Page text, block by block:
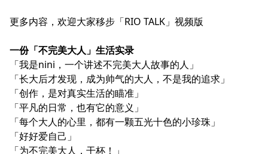
更多内容，欢迎大家移步「RIO TALK」视频版
一份「不完美大人」生活实录
「我是nini，一个讲述不完美大人故事的人」
「长大后才发现，成为帅气的大人，不是我的追求」
「创作，是对真实生活的瞄准」
「平凡的日常，也有它的意义」
「每个大人的心里，都有一颗五光十色的小珍珠」
「好好爱自己」
「为不完美大人，干杯！」